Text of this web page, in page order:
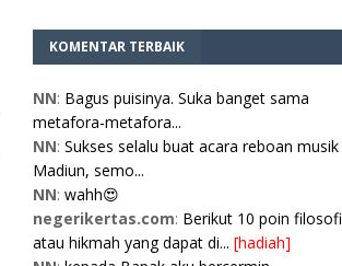
KOMENTAR TERBAIK
NN: Bagus puisinya. Suka banget sama
metafora-metafora...
NN: Sukses selalu buat acara reboan musik
Madiun, semo...
NN: wahh😍
negerikertas.com: Berikut 10 poin filosofi
atau hikmah yang dapat di... [hadiah]